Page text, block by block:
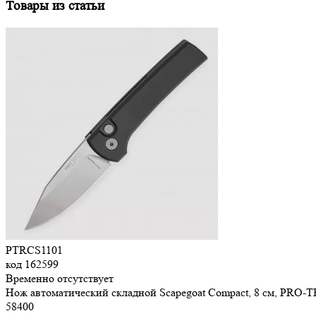
Товары из статьи
PTRCS1101
код 162599
Временно отсутствует
Нож автоматический складной Scapegoat Compact, 8 см, PRO-
58400